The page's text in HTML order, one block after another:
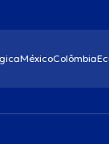
MéxicoColômbia